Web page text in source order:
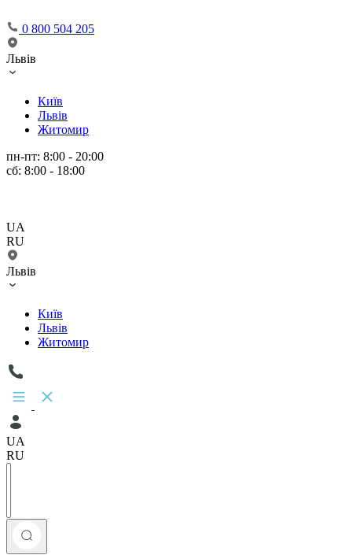
0 800 504 205
Львів
Київ
Львів
Житомир
пн-пт: 8:00 - 20:00
сб: 8:00 - 18:00
UA
RU
Львів
Київ
Львів
Житомир
UA
RU